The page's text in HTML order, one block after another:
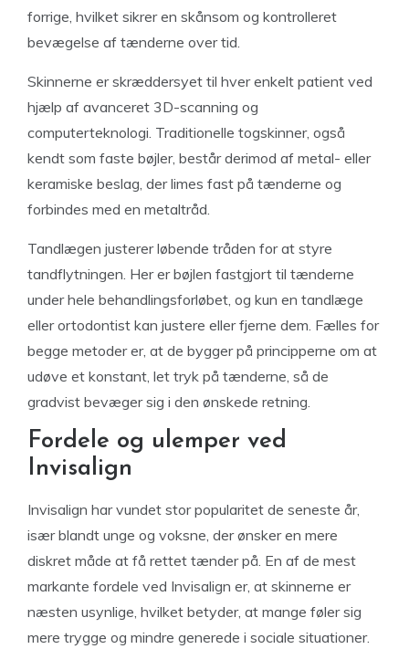
forrige, hvilket sikrer en skånsom og kontrolleret
bevægelse af tænderne over tid.
Skinnerne er skræddersyet til hver enkelt patient ved
hjælp af avanceret 3D-scanning og
computerteknologi. Traditionelle togskinner, også
kendt som faste bøjler, består derimod af metal- eller
keramiske beslag, der limes fast på tænderne og
forbindes med en metaltråd.
Tandlægen justerer løbende tråden for at styre
tandflytningen. Her er bøjlen fastgjort til tænderne
under hele behandlingsforløbet, og kun en tandlæge
eller ortodontist kan justere eller fjerne dem. Fælles for
begge metoder er, at de bygger på principperne om at
udøve et konstant, let tryk på tænderne, så de
gradvist bevæger sig i den ønskede retning.
Fordele og ulemper ved
Invisalign
Invisalign har vundet stor popularitet de seneste år,
især blandt unge og voksne, der ønsker en mere
diskret måde at få rettet tænder på. En af de mest
markante fordele ved Invisalign er, at skinnerne er
næsten usynlige, hvilket betyder, at mange føler sig
mere trygge og mindre generede i sociale situationer.